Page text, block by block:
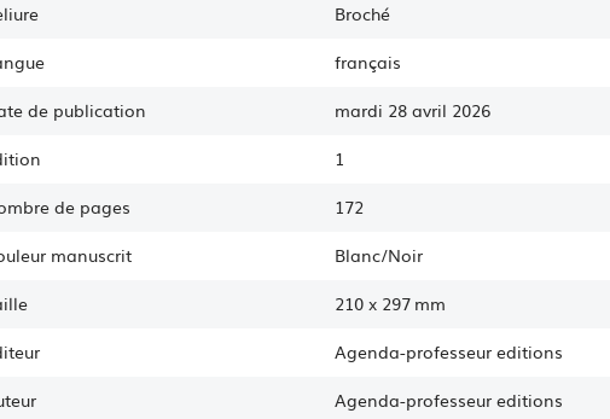
Broché
français
de publication
mardi 28 avril 2026
1
de pages
172
manuscrit
Blanc/Noir
210 x 297 mm
Agenda-professeur editions
Agenda-professeur editions